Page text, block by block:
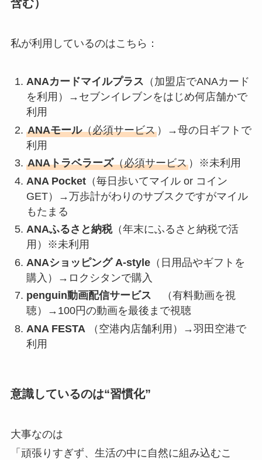
含む）
私が利用しているのはこちら：
ANAカードマイルプラス （加盟店でANAカード
を利用）→セブンイレブンをはじめ何店舗かで
利用
ANAモール（必須サービス）→母の日ギフトで
利用
ANAトラベラーズ（必須サービス）※未利用
ANA Pocket（毎日歩いてマイル or コイン
GET）→万歩計がわりのサブスクですがマイル
もたまる
ANAふるさと納税（年末にふるさと納税で活
用）※未利用
ANAショッピング A-style（日用品やギフトを
購入）→ロクシタンで購入
penguin動画配信サービス （有料動画を視
聴）→100円の動画を最後まで視聴
ANA FESTA （空港内店舗利用）→羽田空港で
利用
意識しているのは“習慣化”
大事なのは
「頑張りすぎず、生活の中に自然に組み込むこ